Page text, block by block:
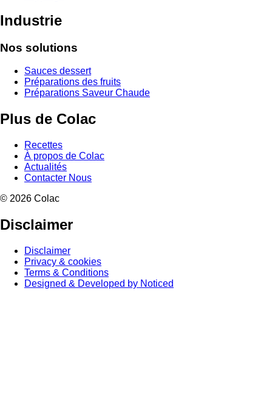
Industrie
Nos solutions
Sauces dessert
Préparations des fruits
Préparations Saveur Chaude
Plus de Colac
Recettes
À propos de Colac
Actualités
Contacter Nous
© 2026 Colac
Disclaimer
Disclaimer
Privacy & cookies
Terms & Conditions
Designed & Developed by Noticed